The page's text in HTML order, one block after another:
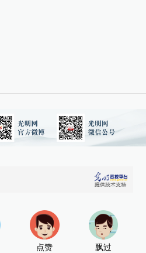
点赞 飘过